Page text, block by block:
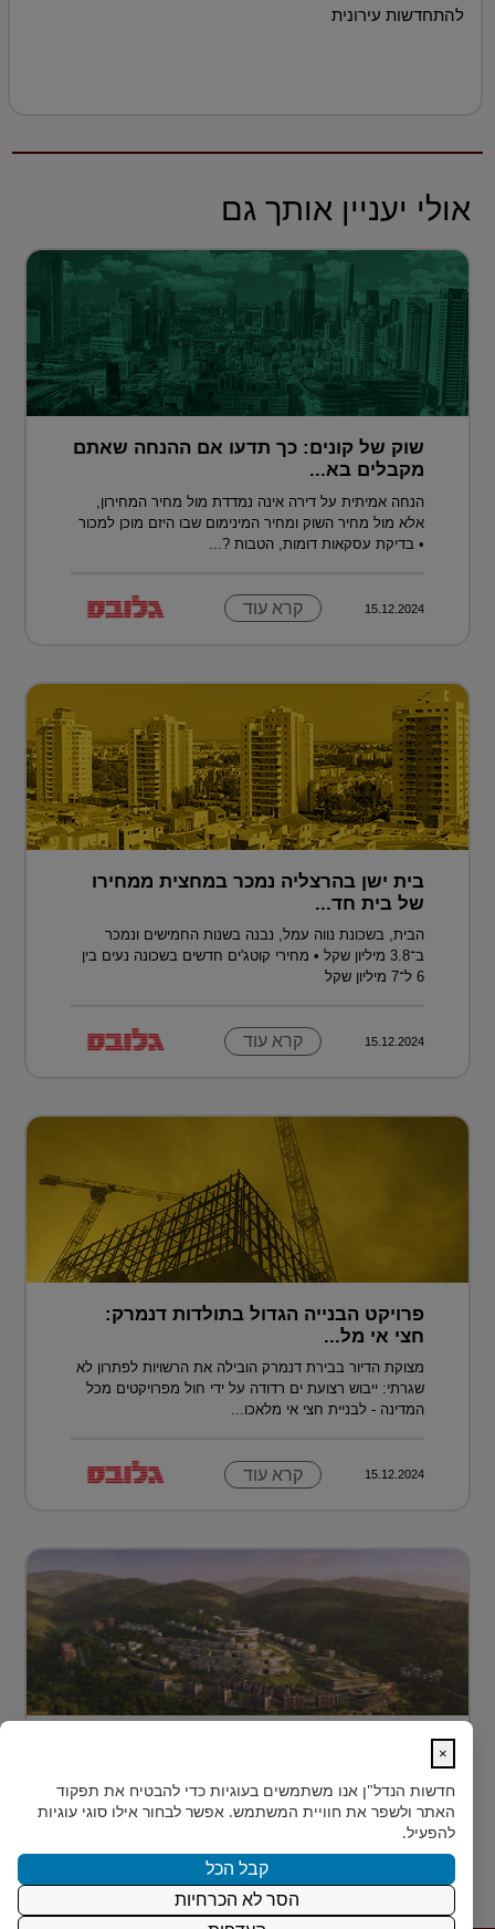
להתחדשות עירונית
אולי יעניין אותך גם
שוק של קונים: כך תדעו אם ההנחה שאתם
מקבלים בא...
הנחה אמיתית על דירה אינה נמדדת מול מחיר המחירון,
אלא מול מחיר השוק ומחיר המינימום שבו היזם מוכן למכור
• בדיקת עסקאות דומות, הטבות ?...
15.12.2024 קרא עוד
בית ישן בהרצליה נמכר במחצית ממחירו
של בית חד...
הבית, בשכונת נווה עמל, נבנה בשנות החמישים ונמכר
ב־3.8 מיליון שקל • מחירי קוטג'ים חדשים בשכונה נעים בין
6 ל־7 מיליון שקל
15.12.2024 קרא עוד
פרויקט הבנייה הגדול בתולדות דנמרק:
חצי אי מל...
מצוקת הדיור בבירת דנמרק הובילה את הרשויות לפתרון לא
שגרתי: ייבוש רצועת ים רדודה על ידי חול מפרויקטים מכל
המדינה - לבניית חצי אי מלאכו...
15.12.2024 קרא עוד
בלב טביליסי, בין השכונות המבוקשות Vake וSaburtalo, כ-2
ק"מ בלבד מהאוניברסיטה של העיר, מוקם TBILISI
ACRES - פ...
15.12.2024 קרא עוד
×
חדשות הנדל"ן אנו משתמשים בעוגיות כדי להבטיח את תפקוד
האתר ולשפר את חוויית המשתמש. אפשר לבחור אילו סוגי עוגיות
להפעיל.
קבל הכל
הסר לא הכרחיות